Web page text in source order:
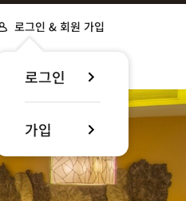
로그인 & 회원 가입
로그인
가입